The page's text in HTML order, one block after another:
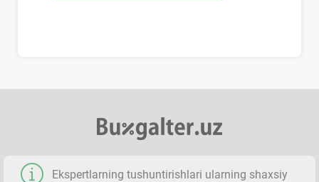
Ekspertlarning tushuntirishlari ularning shaхsiy